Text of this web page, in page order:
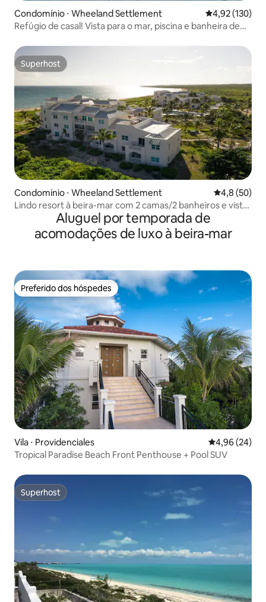
Condomínio ⋅ Wheeland Settlement 4,92 de uma
4,92 (130)
Refúgio de casal! Vista para o mar, piscina e banheira de
Superhost
Superhost
Condomínio ⋅ Wheeland Settlement 4,8 de uma
4,8 (50)
Lindo resort à beira-mar com 2 camas/2 banheiros e vista
para o marAluguel por temporada de
acomodações de luxo à beira-mar
Preferido dos hóspedes
Preferido dos hóspedes
Vila ⋅ Providenciales 4,96 de uma
4,96 (24)
Tropical Paradise Beach Front Penthouse + Pool SUV
Superhost
Superhost